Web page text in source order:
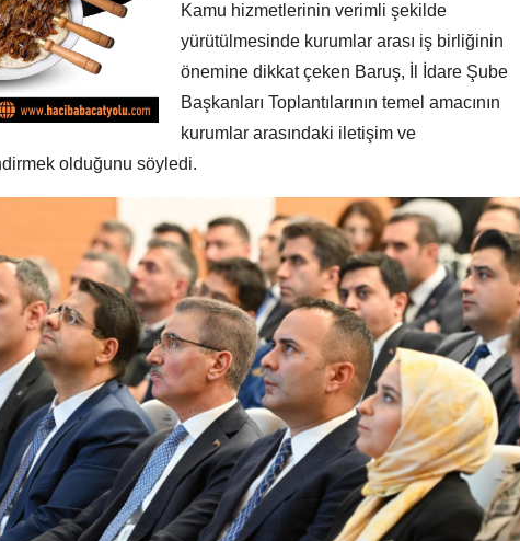
Kamu hizmetlerinin verimli şekilde
yürütülmesinde kurumlar arası iş birliğinin
önemine dikkat çeken Baruş, İl İdare Şube
Başkanları Toplantılarının temel amacının
kurumlar arasındaki iletişim ve
olduğunu söyledi.